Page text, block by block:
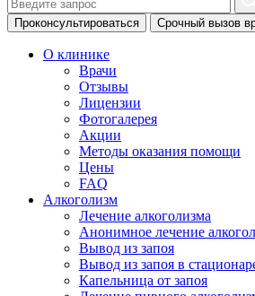
Проконсультироваться Срочный вызов
О клинике
Врачи
Отзывы
Лицензии
Фотогалерея
Акции
Методы оказания помощи
Цены
FAQ
Алкоголизм
Лечение алкоголизма
Анонимное лечение
Вывод из запоя
Вывод из запоя в
Капельница от запоя